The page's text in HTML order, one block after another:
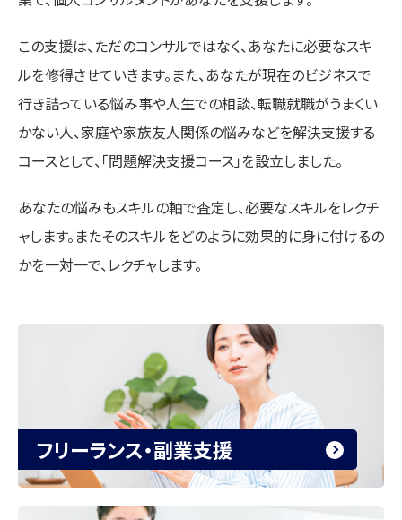
この支援は、ただのコンサルではなく、あなたに必要なスキ
ルを修得させていきます。また、あなたが現在のビジネスで
行き詰っている悩み事や人生での相談、転職就職がうまくい
かない人、家庭や家族友人関係の悩みなどを解決支援する
コースとして、「問題解決支援コース」を設立しました。
あなたの悩みもスキルの軸で査定し、必要なスキルをレクチ
ャします。またそのスキルをどのように効果的に身に付けるの
かを一対一で、レクチャします。
フリーランス・副業支援